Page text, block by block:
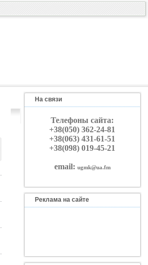
На связи
Телефоны сайта:
+38(050) 362-24-81
+38(063) 431-61-51
+38(098) 019-45-21
email: ugmk@ua.fm
Реклама на сайте